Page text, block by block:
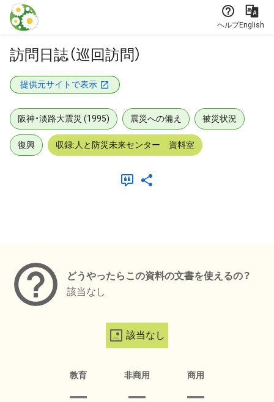
本文に飛ぶ
ヘルプEnglish
訪問日誌（巡回訪問）
提供元サイトで表示
阪神・淡路大震災 (1995) 震災への備え 被災状況
復興 収録:人と防災未来センター 資料室
どうやったらこの資料の文書を使えるの？
該当なし
該当なし
教育 非商用 商用